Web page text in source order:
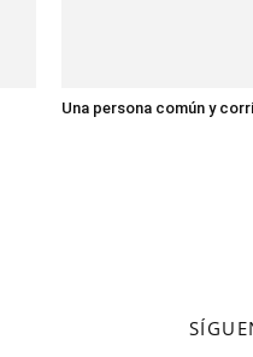
Una persona común y